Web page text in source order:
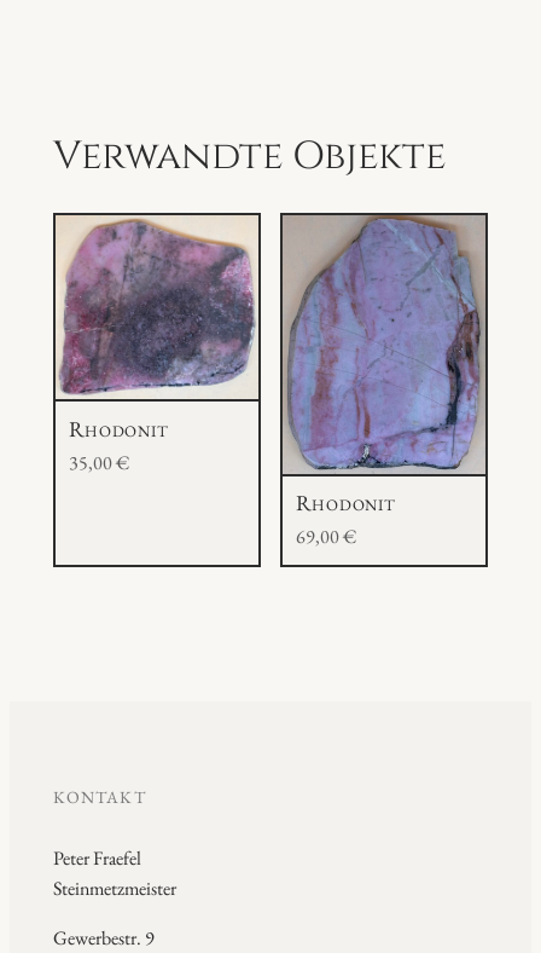
Verwandte Objekte
Rhodonit
35,00€
Rhodonit
69,00€
KONTAKT
Peter Fraefel
Steinmetzmeister
Gewerbestr. 9